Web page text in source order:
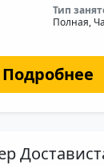
Тип
Полная,
Подробнее